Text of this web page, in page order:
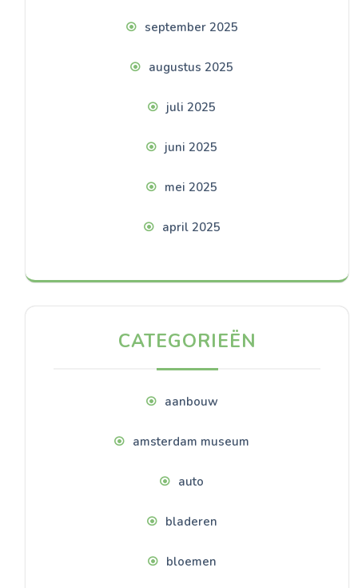
september 2025
augustus 2025
juli 2025
juni 2025
mei 2025
april 2025
CATEGORIEËN
aanbouw
amsterdam museum
auto
bladeren
bloemen